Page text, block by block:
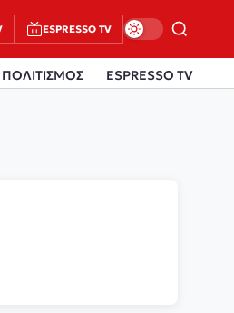
ESPRESSO TV
ΠΟΛΙΤΙΣΜΟΣ ESPRESSO TV